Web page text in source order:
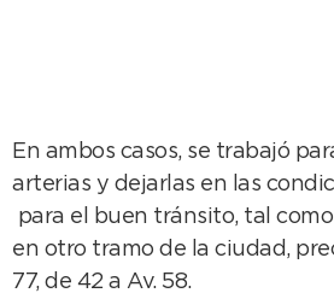
En ambos casos, se trabajó
arterias y dejarlas en las
para el buen tránsito, tal
en otro tramo de la ciudad,
77, de 42 a Av. 58.